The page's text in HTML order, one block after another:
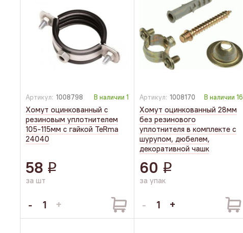
Артикул: 1008798 В наличии1
Хомут оцинкованный с
резиновым уплотнителем
105-115мм с гайкой TeRma
24040
58 q
за шт
Артикул: 1008170 В наличии 16
Хомут оцинкованный 28мм
без резинового
уплотнителя в комплекте с
шурупом, дюбелем,
декоративной чашк
60 q
за упак